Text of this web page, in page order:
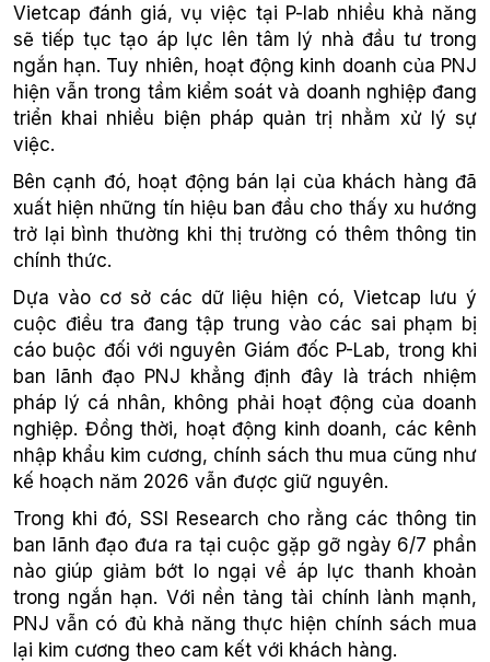
Vietcap đánh giá, vụ việc tại P-lab nhiều khả năng
sẽ tiếp tục tạo áp lực lên tâm lý nhà đầu tư trong
ngắn hạn. Tuy nhiên, hoạt động kinh doanh của PNJ
hiện vẫn trong tầm kiểm soát và doanh nghiệp đang
triển khai nhiều biện pháp quản trị nhằm xử lý sự
việc.
Bên cạnh đó, hoạt động bán lại của khách hàng đã
xuất hiện những tín hiệu ban đầu cho thấy xu hướng
trở lại bình thường khi thị trường có thêm thông tin
chính thức.
Dựa vào cơ sở các dữ liệu hiện có, Vietcap lưu ý
cuộc điều tra đang tập trung vào các sai phạm bị
cáo buộc đối với nguyên Giám đốc P-Lab, trong khi
ban lãnh đạo PNJ khẳng định đây là trách nhiệm
pháp lý cá nhân, không phải hoạt động của doanh
nghiệp. Đồng thời, hoạt động kinh doanh, các kênh
nhập khẩu kim cương, chính sách thu mua cũng như
kế hoạch năm 2026 vẫn được giữ nguyên.
Trong khi đó, SSI Research cho rằng các thông tin
ban lãnh đạo đưa ra tại cuộc gặp gỡ ngày 6/7 phần
nào giúp giảm bớt lo ngại về áp lực thanh khoản
trong ngắn hạn. Với nền tảng tài chính lành mạnh,
PNJ vẫn có đủ khả năng thực hiện chính sách mua
lại kim cương theo cam kết với khách hàng.